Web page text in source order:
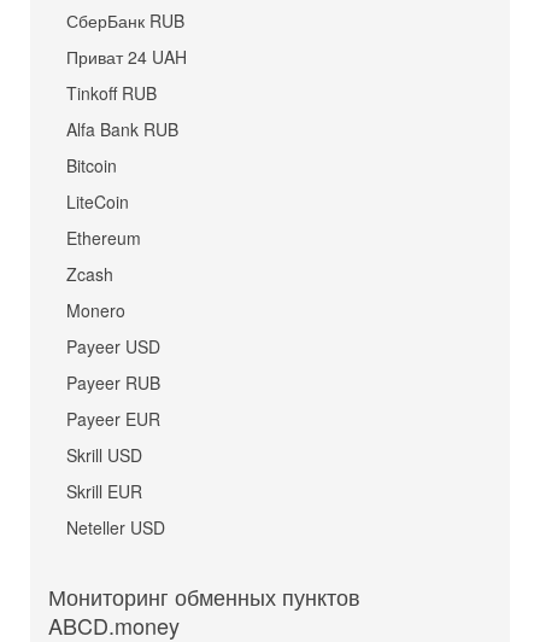
СберБанк RUB
Приват 24 UAH
Tinkoff RUB
Alfa Bank RUB
Bitcoin
LiteCoin
Ethereum
Zcash
Monero
Payeer USD
Payeer RUB
Payeer EUR
Skrill USD
Skrill EUR
Neteller USD
Мониторинг обменных пунктов
ABCD.money